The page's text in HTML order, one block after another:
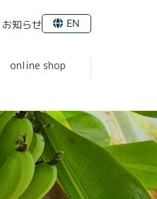
お知らせ EN
online shop